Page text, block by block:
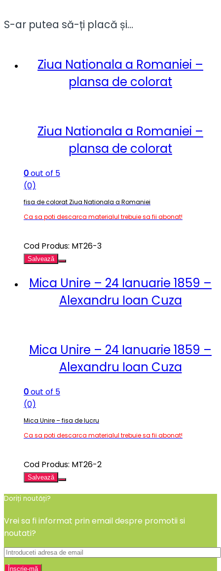
S-ar putea să-ți placă și…
Ziua Nationala a Romaniei –
plansa de colorat
Ziua Nationala a Romaniei –
plansa de colorat
0out of 5
(0)
fisa de colorat Ziua Nationala a Romaniei
Ca sa poti descarca materialul trebuie sa fii abonat!
Cod Produs: MT26-3
Salvează
Mica Unire – 24 Ianuarie 1859 –
Alexandru Ioan Cuza
Mica Unire – 24 Ianuarie 1859 –
Alexandru Ioan Cuza
0out of 5
(0)
Mica Unire – fisa de lucru
Ca sa poti descarca materialul trebuie sa fii abonat!
Cod Produs: MT26-2
Salvează
Doriți noutăți?
Vrei sa fi informat prin email despre promotii si
noutati?